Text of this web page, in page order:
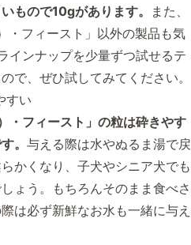
もので10gがあります。
また、
・フィースト」以外の製品も気
インナップを少量ずつ試せるテ
で、ぜひ試してみてください。
すい
・フィースト」の粒は砕きやす
。 与える際は水やぬるま湯で戻
かくなり、子犬やシニア犬でも
ょう。もちろんそのまま食べさ
は必ず新鮮なお水も一緒に与え